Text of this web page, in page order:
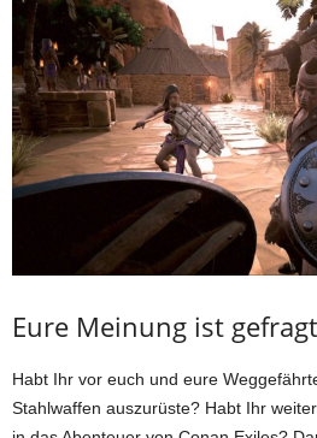
Eure Meinung ist
Habt Ihr vor euch und eure
Stahlwaffen auszurüste? Habt Ihr